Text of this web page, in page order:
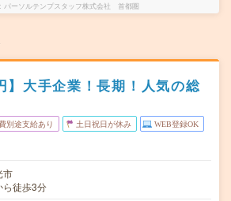
パーソルテンプスタッフ株式会社 首都圏
】大手企業！長期！人気の総
別途支給あり 土日祝日が休み WEB登録OK
市
ら徒歩3分